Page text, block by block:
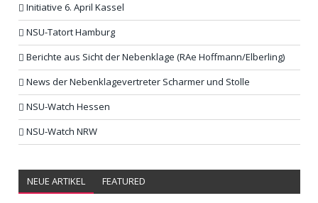
Initiative 6. April Kassel
NSU-Tatort Hamburg
Berichte aus Sicht der Nebenklage (RAe Hoffmann/Elberling)
News der Nebenklagevertreter Scharmer und Stolle
NSU-Watch Hessen
NSU-Watch NRW
NEUE ARTIKEL FEATURED